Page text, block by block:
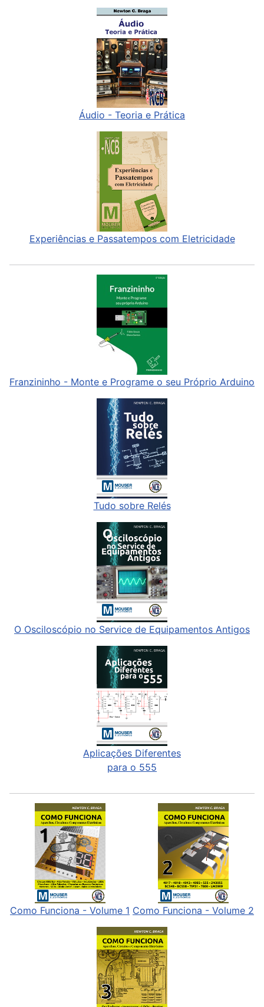
Áudio - Teoria e Prática
Experiências e Passatempos com Eletricidade
Franzininho - Monte e Programe o seu Próprio Arduino
Tudo sobre Relés
O Osciloscópio no Service de Equipamentos Antigos
Aplicações Diferentes
para o 555
Como Funciona - Volume 1 Como Funciona - Volume 2